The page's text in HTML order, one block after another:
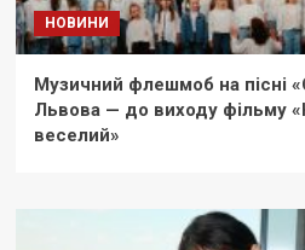
НОВИНИ
Музичний флешмоб на пісні
Львова — до виходу фільму
веселий»